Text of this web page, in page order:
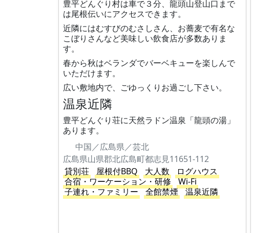
豊平どんぐり村は車で３分、龍頭山登山口まで
は尾根伝いにアクセスできます。
近隣にはむすびのむさしさん、お蕎麦で有名な
こぼりさんなど美味しい飲食店が多数ありま
す。
春から秋はベランダでバーベキューを楽しんで
いただけます。
広い敷地内で、ごゆっくりお過ごし下さい。
温泉近隣
豊平どんぐり荘に天然ラドン温泉「龍頭の湯」
あります。
中国／広島県／芸北
広島県山県郡北広島町都志見11651-112
貸別荘
屋根付BBQ 大人数
ログハウス
合宿・ワーケーション・研修
Wi-Fi
子連れ・ファミリー
全館禁煙 温泉近隣